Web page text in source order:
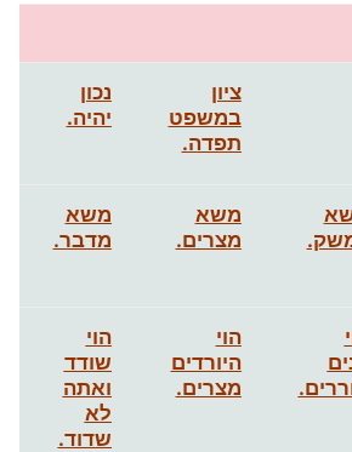
ציון
במשפט
תפדה.
נכון
יהיה.
משא
מצרים.
משא
מדבר.
הוי
היורדים
מצרים.
הוי
שודד
ואתה
לא
שדוד.